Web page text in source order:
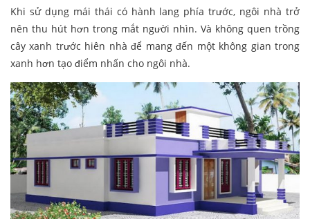
Khi sử dụng mái thái có hành lang phía trước, ngôi nhà trở
nên thu hút hơn trong mắt người nhìn. Và không quen trồng
cây xanh trước hiên nhà để mang đến một không gian trong
xanh hơn tạo điểm nhấn cho ngôi nhà.